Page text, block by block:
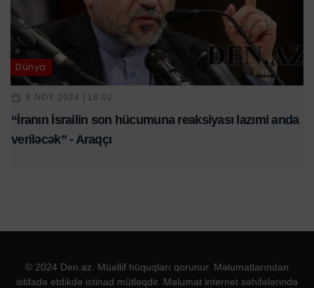
Dünya
6 NOY 2024 | 18:02
“İranın İsrailin son hücumuna reaksiyası lazımi anda
veriləcək” - Araqçı
© 2024 Den.az. Müəllif hüquqları qorunur. Məlumatlarından
istifadə etdikdə istinad mütləqdir. Məlumat internet səhifələrində